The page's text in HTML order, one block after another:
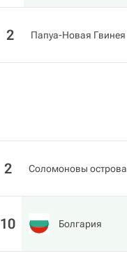
2 Папуа-Новая Гвинея
2 Соломоновы острова
10 Болгария